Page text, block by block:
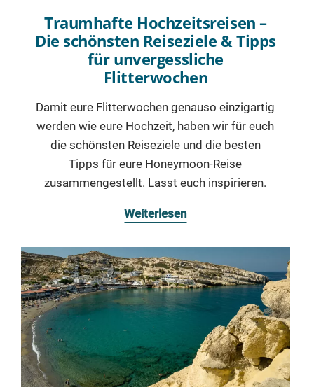
Traumhafte Hochzeitsreisen –
Die schönsten Reiseziele & Tipps
für unvergessliche
Flitterwochen
Damit eure Flitterwochen genauso einzigartig
werden wie eure Hochzeit, haben wir für euch
die schönsten Reiseziele und die besten
Tipps für eure Honeymoon-Reise
zusammengestellt. Lasst euch inspirieren.
Weiterlesen